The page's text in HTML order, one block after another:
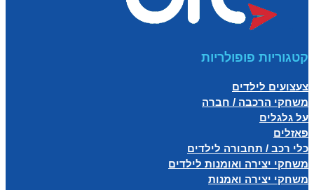
קטגוריות פופולריות
צעצועים לילדים
משחקי הרכבה / חברה
על גלגלים
פאזלים
כלי רכב / תחבורה לילדים
משחקי יצירה ואומנות לילדים
משחקי יצירה ואמנות